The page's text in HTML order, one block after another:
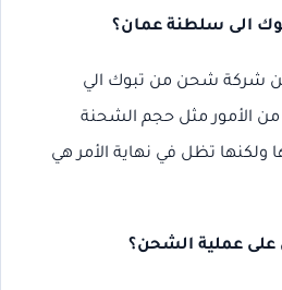
الى سلطنة عمان؟
من شركة شحن من تبوك الي
الأمور مثل حجم الشحنة
ولكنها تظل في نهاية الأمر هي
عملية الشحن؟